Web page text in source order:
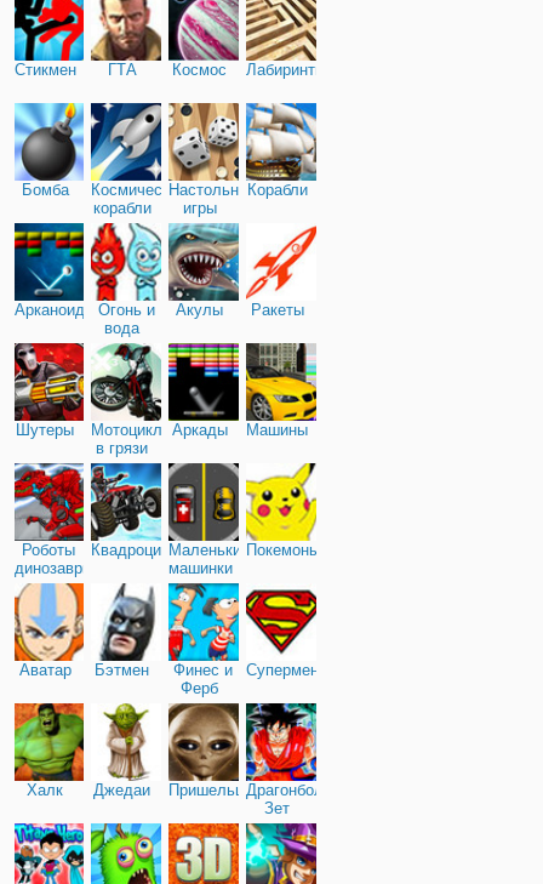
Стикмен ГТА Космос Лабиринты
Бомба
Космические
корабли
Настольные
игры
Корабли
Арканоид
Огонь и
вода
Акулы Ракеты
Шутеры
Мотоциклы
в грязи
Аркады Машины
Роботы
динозавры
КвадроциклыМаленькие
машинки
Покемоны
Аватар Бэтмен
Финес и
Ферб
Супермен
Халк Джедаи ПришельцыДрагонболл
Зет